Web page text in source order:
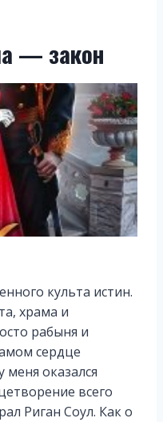
— закон
культа истин.
храма и
рабыня и
сердце
оказался
всего
Риган Соул. Как о